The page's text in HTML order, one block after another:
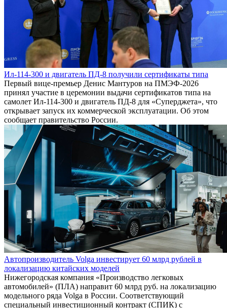
Ил-114-300 и двигатель ПД-8 получили сертификаты типа
Первый вице-премьер Денис Мантуров на ПМЭФ-2026
принял участие в церемонии выдачи сертификатов типа на
самолет Ил-114-300 и двигатель ПД-8 для «Суперджета», что
открывает запуск их коммерческой эксплуатации. Об этом
сообщает правительство России.
Автопроизводитель Volga инвестирует 60 млрд рублей в
локализацию китайских моделей
Нижегородская компания «Производство легковых
автомобилей» (ПЛА) направит 60 млрд руб. на локализацию
модельного ряда Volga в России. Соответствующий
специальный инвестиционный контракт (СПИК) с